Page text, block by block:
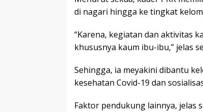
di nagari hingga ke tingkat
“Karena, kegiatan dan aktivitas
khususnya kaum ibu-ibu,” jelas
Sehingga, ia meyakini dibantu
kesehatan Covid-19 dan
Faktor pendukung lainnya, jelas